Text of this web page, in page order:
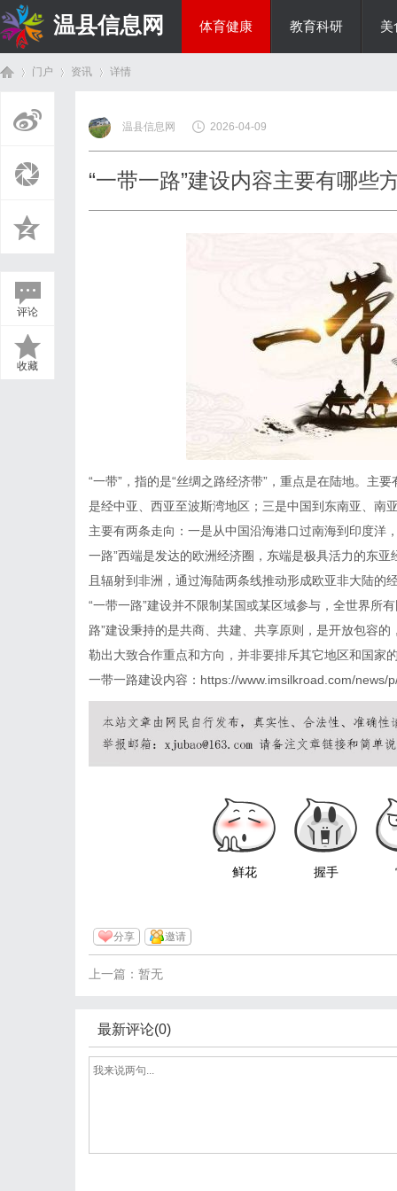
温县信息网 体育健康 教育科研 美
门户 资讯
›
详情
评论
收藏
温县信息网 2026-04-09
“一带一路”建设内容主要有哪些
“一带”，指的是“丝绸之路经济带”，重点是在陆地。主
是经中亚、西亚至波斯湾地区；三是中国到东南亚、南
主要有两条走向：一是从中国沿海港口过南海到印度洋
一路”西端是发达的欧洲经济圈，东端是极具活力的东
且辐射到非洲，通过海陆两条线推动形成欧亚非大陆的
“一带一路”建设并不限制某国或某区域参与，全世界所
路”建设秉持的是共商、共建、共享原则，是开放包容
勒出大致合作重点和方向，并非要排斥其它地区和国家
一带一路建设内容 ：https://www.imsilkroad.com/news/
鲜花 握手
分享 邀请
上一篇：暂无
最新评论(0)